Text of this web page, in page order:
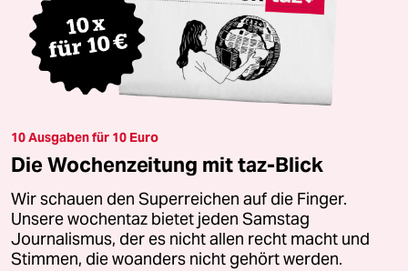
10 Ausgaben für 10 Euro
Die Wochenzeitung mit taz-Blick
Wir schauen den Superreichen auf die Finger.
Unsere wochentaz bietet jeden Samstag
Journalismus, der es nicht allen recht macht und
Stimmen, die woanders nicht gehört werden.